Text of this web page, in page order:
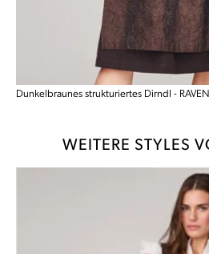
Dunkelbraunes strukturiertes Dirndl -
WEITERE STYLES